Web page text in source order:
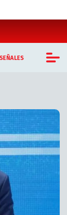
SEÑALES